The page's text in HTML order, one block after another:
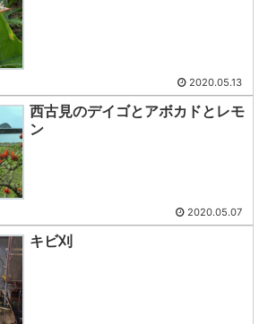
2020.05.13
西古見のデイゴとアボカドとレモ
ン
2020.05.07
キビ刈